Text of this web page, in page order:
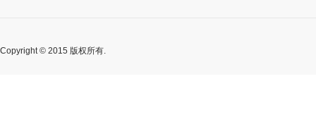
Copyright © 2015 版权所有.